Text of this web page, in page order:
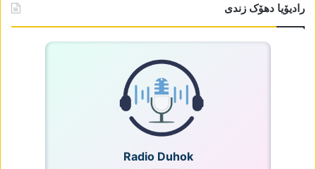
رادیۆیا دھۆک زندی
Radio Duhok